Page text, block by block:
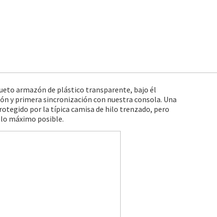
armazón de plástico transparente, bajo él
y primera sincronización con nuestra consola. Una
por la típica camisa de hilo trenzado, pero
máximo posible.